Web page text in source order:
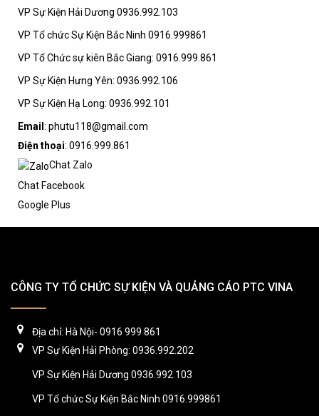
VP Sự Kiện Hải Dương 0936.992.103
VP Tổ chức Sự Kiện Bắc Ninh 0916.999861
VP Tổ Chức sự kiên Bắc Giang: 0916.999.861
VP Sự Kiện Hưng Yên: 0936.992.106
VP Sự Kiện Hạ Long: 0936.992.101
Email : phutu118@gmail.com
Điện thoại: 0916.999.861
Chat Zalo
Chat Facebook
Google Plus
CÔNG TY TỔ CHỨC SỰ KIỆN VÀ QUẢNG CÁO PTC VINA
Địa chỉ: Hà Nội- 0916 999 861
VP Sự Kiện Hải Phòng: 0936.992.202
VP Sự Kiện Hải Dương 0936.992.103
VP Tổ chức Sự Kiện Bắc Ninh 0916.999861